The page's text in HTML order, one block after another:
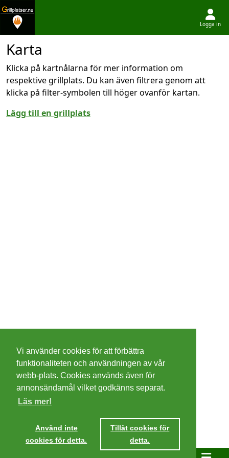
Logga in
Karta
Klicka på kartnålarna för mer information om
respektive grillplats. Du kan även filtrera genom att
klicka på filter-symbolen till höger ovanför kartan.
Lägg till en grillplats
Cookies
Integritetspolicy
Villkor
Vi använder cookies för att förbättra
funktionaliteten och användningen av vår
webb-plats. Cookies används även för
annonsändamål vilket godkänns separat.
Läs mer!
Använd inte
cookies för detta.
Tillåt cookies för
detta.